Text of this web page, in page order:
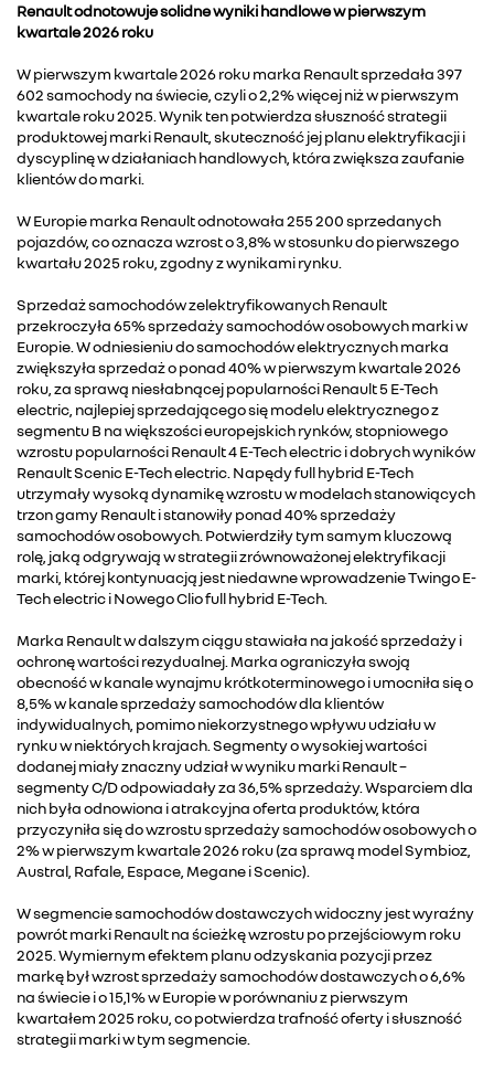
Renault odnotowuje solidne wyniki handlowe w pierwszym
kwartale 2026 roku
W pierwszym kwartale 2026 roku marka Renault sprzedała 397
602 samochody na świecie, czyli o 2,2% więcej niż w pierwszym
kwartale roku 2025. Wynik ten potwierdza słuszność strategii
produktowej marki Renault, skuteczność jej planu elektryfikacji i
dyscyplinę w działaniach handlowych, która zwiększa zaufanie
klientów do marki.
W Europie marka Renault odnotowała 255 200 sprzedanych
pojazdów, co oznacza wzrost o 3,8% w stosunku do pierwszego
kwartału 2025 roku, zgodny z wynikami rynku.
Sprzedaż samochodów zelektryfikowanych Renault
przekroczyła 65% sprzedaży samochodów osobowych marki w
Europie. W odniesieniu do samochodów elektrycznych marka
zwiększyła sprzedaż o ponad 40% w pierwszym kwartale 2026
roku, za sprawą niesłabnącej popularności Renault 5 E-Tech
electric, najlepiej sprzedającego się modelu elektrycznego z
segmentu B na większości europejskich rynków, stopniowego
wzrostu popularności Renault 4 E-Tech electric i dobrych wyników
Renault Scenic E-Tech electric. Napędy full hybrid E-Tech
utrzymały wysoką dynamikę wzrostu w modelach stanowiących
trzon gamy Renault i stanowiły ponad 40% sprzedaży
samochodów osobowych. Potwierdziły tym samym kluczową
rolę, jaką odgrywają w strategii zrównoważonej elektryfikacji
marki, której kontynuacją jest niedawne wprowadzenie Twingo E-
Tech electric i Nowego Clio full hybrid E-Tech.
Marka Renault w dalszym ciągu stawiała na jakość sprzedaży i
ochronę wartości rezydualnej. Marka ograniczyła swoją
obecność w kanale wynajmu krótkoterminowego i umocniła się o
8,5% w kanale sprzedaży samochodów dla klientów
indywidualnych, pomimo niekorzystnego wpływu udziału w
rynku w niektórych krajach. Segmenty o wysokiej wartości
dodanej miały znaczny udział w wyniku marki Renault –
segmenty C/D odpowiadały za 36,5% sprzedaży. Wsparciem dla
nich była odnowiona i atrakcyjna oferta produktów, która
przyczyniła się do wzrostu sprzedaży samochodów osobowych o
2% w pierwszym kwartale 2026 roku (za sprawą model Symbioz,
Austral, Rafale, Espace, Megane i Scenic).
W segmencie samochodów dostawczych widoczny jest wyraźny
powrót marki Renault na ścieżkę wzrostu po przejściowym roku
2025. Wymiernym efektem planu odzyskania pozycji przez
markę był wzrost sprzedaży samochodów dostawczych o 6,6%
na świecie i o 15,1% w Europie w porównaniu z pierwszym
kwartałem 2025 roku, co potwierdza trafność oferty i słuszność
strategii marki w tym segmencie.